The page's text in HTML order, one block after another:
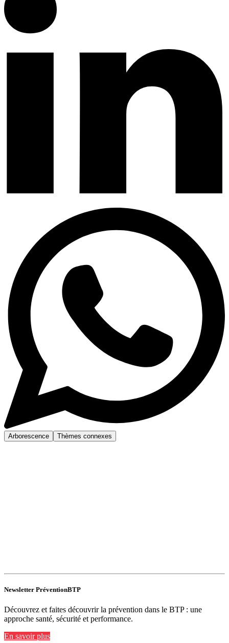
Arborescence Thèmes connexes
Newsletter PréventionBTP
Découvrez et faites découvrir la prévention dans le BTP : une
approche santé, sécurité et performance.
En savoir plus